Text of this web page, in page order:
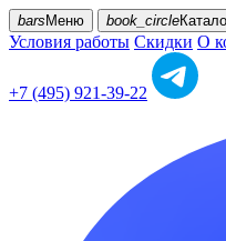
bars Меню book_circle
Условия работы Скидки О
+7 (495) 921-39-22